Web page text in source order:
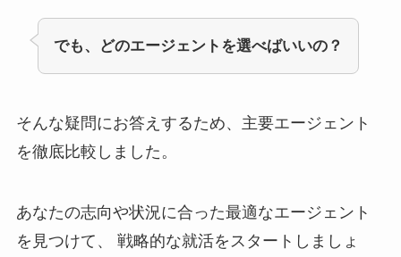
でも、どのエージェントを選べばいいの？
そんな疑問にお答えするため、主要エージェント
を徹底比較しました。
あなたの志向や状況に合った最適なエージェント
を見つけて、 戦略的な就活をスタートしましょ